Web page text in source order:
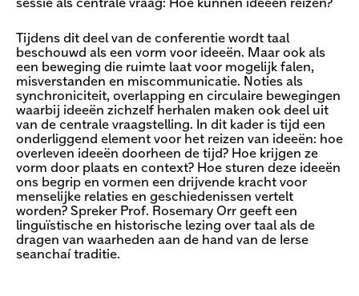
sessie als centrale vraag: Hoe kunnen ideeën reizen?
Tijdens dit deel van de conferentie wordt taal
beschouwd als een vorm voor ideeën. Maar ook als
een beweging die ruimte laat voor mogelijk falen,
misverstanden en miscommunicatie. Noties als
synchroniciteit, overlapping en circulaire bewegingen
waarbij ideeën zichzelf herhalen maken ook deel uit
van de centrale vraagstelling. In dit kader is tijd een
onderliggend element voor het reizen van ideeën: hoe
overleven ideeën doorheen de tijd? Hoe krijgen ze
vorm door plaats en context? Hoe sturen deze ideeën
ons begrip en vormen een drijvende kracht voor
menselijke relaties en geschiedenissen vertelt
worden? Spreker Prof. Rosemary Orr geeft een
linguïstische en historische lezing over taal als de
dragen van waarheden aan de hand van de Ierse
seanchaí traditie.